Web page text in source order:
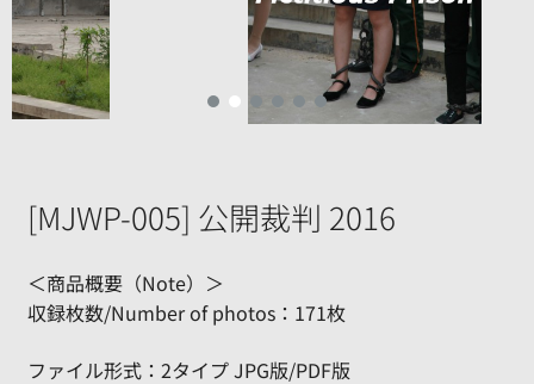
[MJWP-005] 公開裁判 2016
＜商品概要（Note）＞
収録枚数/Number of photos：171枚
ファイル形式：2タイプ JPG版/PDF版